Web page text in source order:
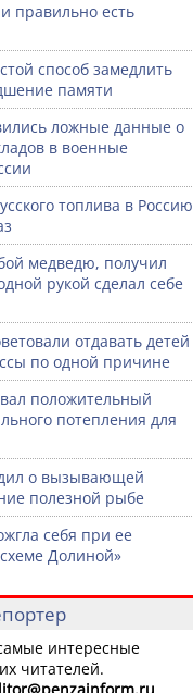
правильно есть
способ замедлить
памяти
ложные данные о
в военные
топлива в Россию
медведю, получил
рукой сделал себе
отдавать детей
по одной причине
положительный
потепления для
о вызывающей
полезной рыбе
себя при ее
Долиной»
интересные
читателей.